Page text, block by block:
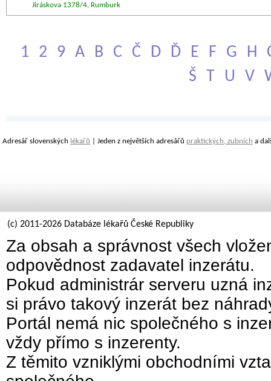
Jiráskova 1378/4, Rumburk
1 2 9 A B C Č D Ď E F G H
Š
T U V
Adresář slovenských lékařů | Jeden z největších adresářů praktických, zubních a
(c) 2011-2026 Databáze lékařů České Republiky
Za obsah a správnost všech
odpovědnost zadavatel inzerátu.
Pokud administrár serveru uzná
si právo takový inzerát bez
Portál nemá nic společného s
vždy přímo s inzerenty.
Z těmito vzniklými obchodními